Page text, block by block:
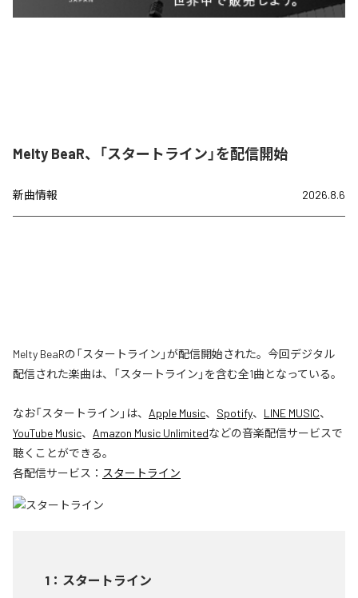
Melty BeaR、「スタートライン」を配信開始
新曲情報 2026.8.6
Melty BeaRの「スタートライン」が配信開始された。今回デジタル
配信された楽曲は、「スタートライン」を含む全1曲となっている。
なお「スタートライン 」は、 Apple Music、 Spotify、 LINE MUSIC、
YouTube Music、 Amazon Music Unlimitedなどの音楽配信サービスで
聴くことができる。
各配信サービス： スタートライン
1 ： スタートライン